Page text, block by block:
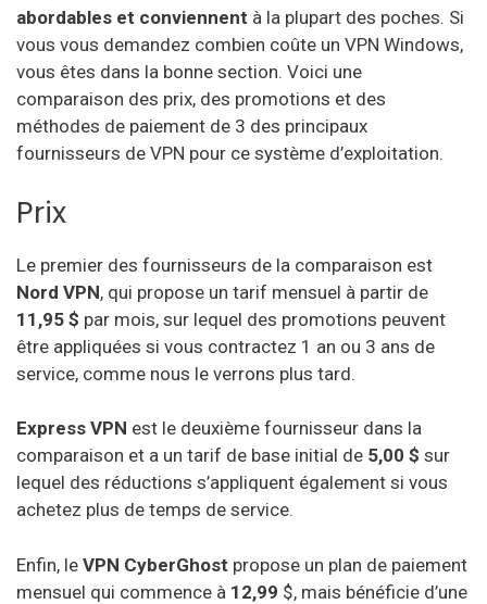
abordables et conviennent à la plupart des poches. Si
vous vous demandez combien coûte un VPN Windows,
vous êtes dans la bonne section. Voici une
comparaison des prix, des promotions et des
méthodes de paiement de 3 des principaux
fournisseurs de VPN pour ce système d’exploitation.
Prix
Le premier des fournisseurs de la comparaison est
Nord VPN, qui propose un tarif mensuel à partir de
11,95 $ par mois, sur lequel des promotions peuvent
être appliquées si vous contractez 1 an ou 3 ans de
service, comme nous le verrons plus tard.
Express VPN est le deuxième fournisseur dans la
comparaison et a un tarif de base initial de 5,00 $ sur
lequel des réductions s’appliquent également si vous
achetez plus de temps de service.
Enfin, le VPN CyberGhost propose un plan de paiement
mensuel qui commence à 12,99 $, mais bénéficie d’une